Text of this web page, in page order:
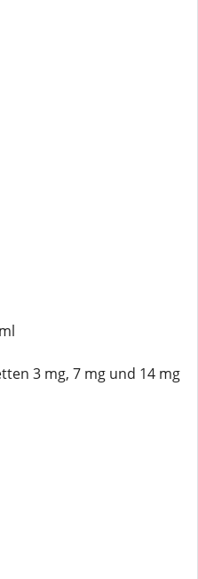
3 mg, 7 mg und 14 mg